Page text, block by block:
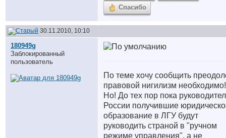
Спасибо
30.11.2010, 10:10
180949g
Заблокированный
пользователь
По теме хочу сообщить
правовой нигилизм необходимо!
Но! До тех пор пока
России получившие
образование в ЛГУ будут
руководить страной в "ручном
режиме управления", а не